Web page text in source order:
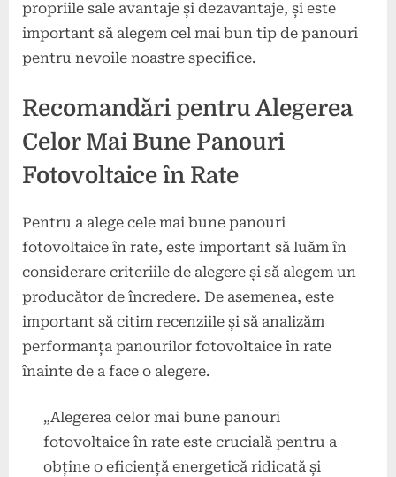
propriile sale avantaje și dezavantaje, și este
important să alegem cel mai bun tip de panouri
pentru nevoile noastre specifice.
Recomandări pentru Alegerea
Celor Mai Bune Panouri
Fotovoltaice în Rate
Pentru a alege cele mai bune panouri
fotovoltaice în rate, este important să luăm în
considerare criteriile de alegere și să alegem un
producător de încredere. De asemenea, este
important să citim recenziile și să analizăm
performanța panourilor fotovoltaice în rate
înainte de a face o alegere.
„Alegerea celor mai bune panouri
fotovoltaice în rate este crucială pentru a
obține o eficiență energetică ridicată și